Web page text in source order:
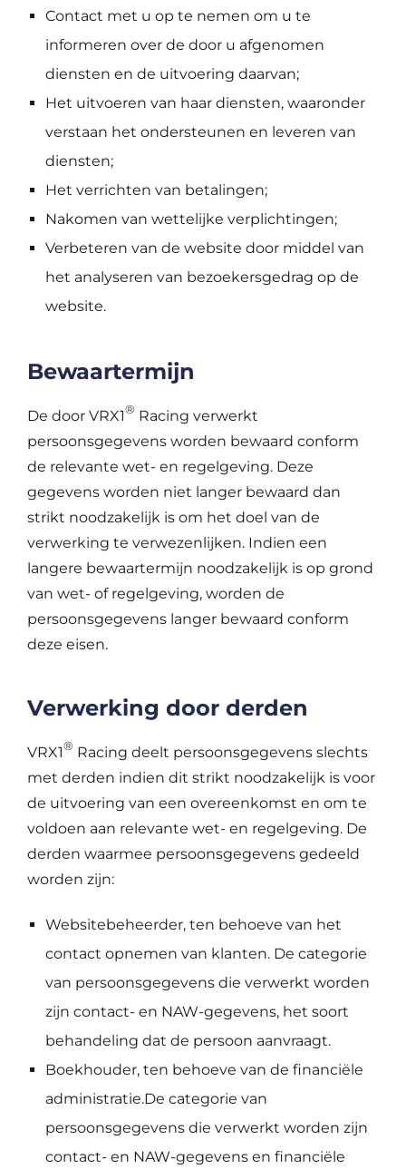
Contact met u op te nemen om u te
informeren over de door u afgenomen
diensten en de uitvoering daarvan;
Het uitvoeren van haar diensten, waaronder
verstaan het ondersteunen en leveren van
diensten;
Het verrichten van betalingen;
Nakomen van wettelijke verplichtingen;
Verbeteren van de website door middel van
het analyseren van bezoekersgedrag op de
website.
Bewaartermijn
De door VRX1® Racing verwerkt
persoonsgegevens worden bewaard conform
de relevante wet- en regelgeving. Deze
gegevens worden niet langer bewaard dan
strikt noodzakelijk is om het doel van de
verwerking te verwezenlijken. Indien een
langere bewaartermijn noodzakelijk is op grond
van wet- of regelgeving, worden de
persoonsgegevens langer bewaard conform
deze eisen.
Verwerking door derden
VRX1® Racing deelt persoonsgegevens slechts
met derden indien dit strikt noodzakelijk is voor
de uitvoering van een overeenkomst en om te
voldoen aan relevante wet- en regelgeving. De
derden waarmee persoonsgegevens gedeeld
worden zijn:
Websitebeheerder, ten behoeve van het
contact opnemen van klanten. De categorie
van persoonsgegevens die verwerkt worden
zijn contact- en NAW-gegevens, het soort
behandeling dat de persoon aanvraagt.
Boekhouder, ten behoeve van de financiële
administratie.De categorie van
persoonsgegevens die verwerkt worden zijn
contact- en NAW-gegevens en financiële